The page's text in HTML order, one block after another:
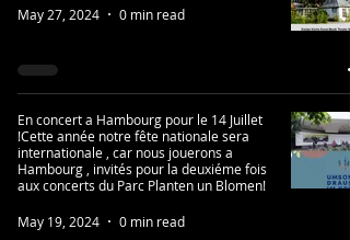
May 27, 2024 0 min read
En concert a Hambourg pour le 14 Juillet
!Cette année notre fête nationale sera
internationale , car nous jouerons a
Hambourg , invités pour la deuxiéme fois
aux concerts du Parc Planten un Blomen!
May 19, 2024 0 min read